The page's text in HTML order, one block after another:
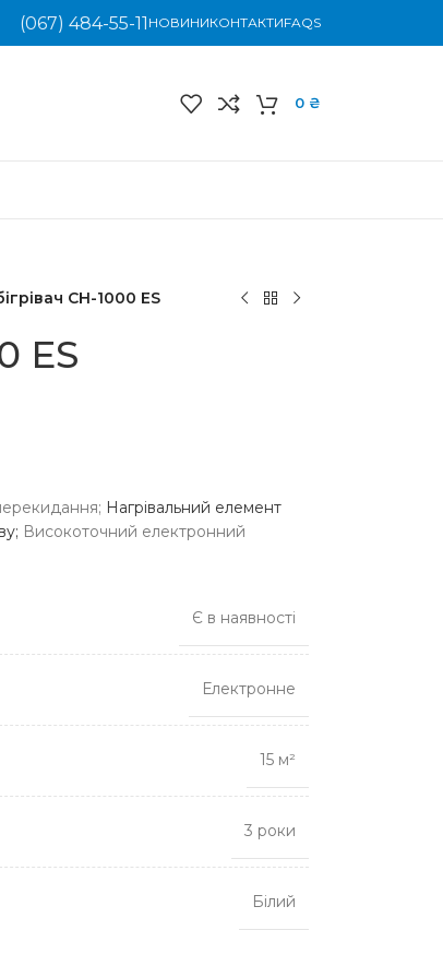
(067) 484-55-11 НОВИНИКОНТАКТИFAQS
0 ₴
CH-1000 ES
ES
Нагрівальний елемент
Високоточний електронний
Є в наявності
Електронне
15 м²
3 роки
Білий